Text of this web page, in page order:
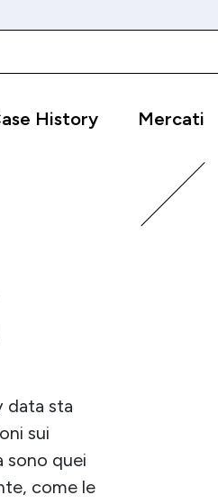
History Mercati
data sta
sui
sono quei
come le